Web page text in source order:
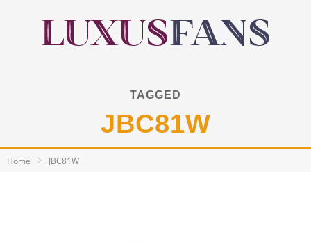
TAGGED
JBC81W
Home JBC81W